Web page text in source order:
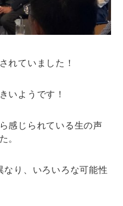
れていました！
いようです！
感じられている生の声
。
り、いろいろな可能性